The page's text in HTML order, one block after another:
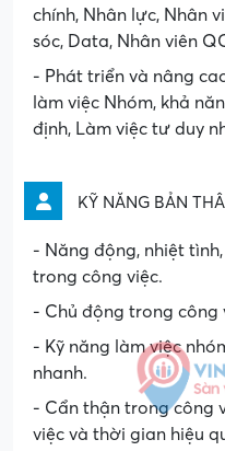
chính, Nhân lực, Nhân
sóc, Data, Nhân viên
- Phát triển và nâng
làm việc Nhóm, khả
định, Làm việc tư duy
KỸ NĂNG BẢN
- Năng động, nhiệt
trong công việc.
- Chủ động trong công
- Kỹ năng làm việc
nhanh.
- Cẩn thận trong công
việc và thời gian hiệu